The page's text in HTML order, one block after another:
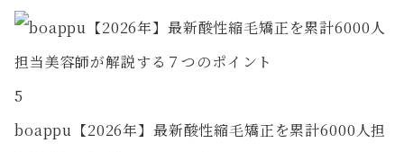
5
boappu【2026年】最新酸性縮毛矯正を累計6000人担